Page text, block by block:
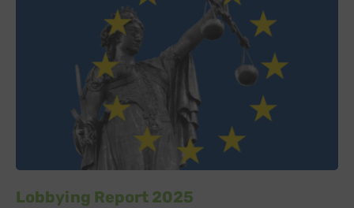
Lobbying Report 2025